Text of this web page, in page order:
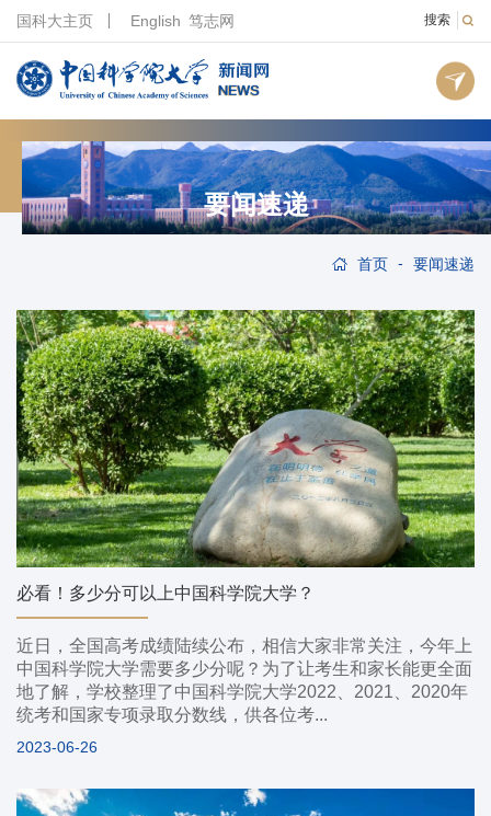
搜索
国科大主页 English 笃志网
要闻速递
首页 - 要闻速递
必看！多少分可以上中国科学院大学？
近日，全国高考成绩陆续公布，相信大家非常关注，今年上
中国科学院大学需要多少分呢？为了让考生和家长能更全面
地了解，学校整理了中国科学院大学2022、2021、2020年
统考和国家专项录取分数线，供各位考...
2023-06-26